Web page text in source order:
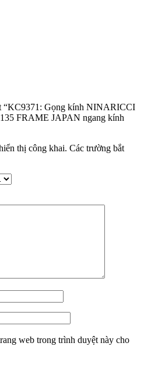
“KC9371: Gọng kính NINARICCI
FRAME JAPAN ngang kính
thị công khai. Các trường bắt
web trong trình duyệt này cho